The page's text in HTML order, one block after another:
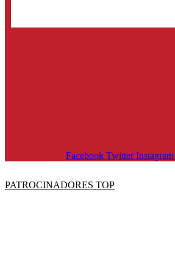
Facebook Twitter Instagram
PATROCINADORES TOP